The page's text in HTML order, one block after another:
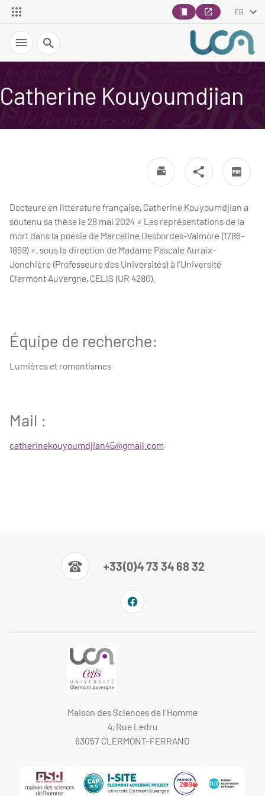
FR
Recherche
Catherine Kouyoumdjian
Docteure en littérature française, Catherine Kouyoumdjian a
soutenu sa thèse le 28 mai 2024 « Les représentations de la
mort dans la poésie de Marceline Desbordes-Valmore (1786-
1859) », sous la direction de Madame Pascale Auraix-
Jonchière (Professeure des Universités) à l’Université
Clermont Auvergne, CELIS (UR 4280).
Équipe de recherche:
Lumières et romantismes
Mail :
catherinekouyoumdjian45@gmail.com
+33(0)4 73 34 68 32
Maison des Sciences de l'Homme
4, Rue Ledru
63057 CLERMONT-FERRAND